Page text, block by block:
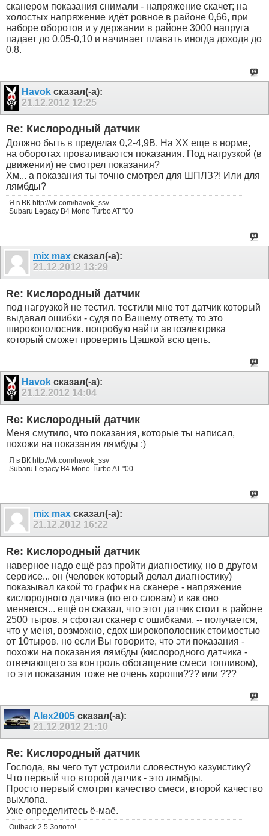
сканером показания снимали - напряжение скачет; на
холостых напряжение идёт ровное в районе 0,66, при
наборе оборотов и у держании в районе 3000 напруга
падает до 0,05-0,10 и начинает плавать иногда доходя до
0,8.
Havokсказал(-а):
21.12.2012 12:25
Re: Кислородный датчик
Должно быть в пределах 0,2-4,9В. На ХХ еще в норме,
на оборотах проваливаются показания. Под нагрузкой (в
движении) не смотрел показания?
Хм... а показания ты точно смотрел для ШПЛЗ?! Или для
лямбды?
Я в ВК http://vk.com/havok_ssv
Subaru Legacy B4 Mono Turbo AT "00
mix max сказал(-а):
21.12.2012 13:29
Re: Кислородный датчик
под нагрузкой не тестил. тестили мне тот датчик который
выдавал ошибки - судя по Вашему ответу, то это
широкополосник. попробую найти автоэлектрика
который сможет проверить Цэшкой всю цепь.
Havokсказал(-а):
21.12.2012 14:04
Re: Кислородный датчик
Меня смутило, что показания, которые ты написал,
похожи на показания лямбды :)
Я в ВК http://vk.com/havok_ssv
Subaru Legacy B4 Mono Turbo AT "00
mix max сказал(-а):
21.12.2012 16:22
Re: Кислородный датчик
наверное надо ещё раз пройти диагностику, но в другом
сервисе... он (человек который делал диагностику)
показывал какой то график на сканере - напряжение
кислородного датчика (по его словам) и как оно
меняется... ещё он сказал, что этот датчик стоит в районе
2500 тыров. я сфотал сканер с ошибками, -- получается,
что у меня, возможно, сдох широкополосник стоимостью
от 10тыров. но если Вы говорите, что эти показания -
похожи на показания лямбды (кислородного датчика -
отвечающего за контроль обогащение смеси топливом),
то эти показания тоже не очень хороши??? или ???
Alex2005 сказал(-а):
21.12.2012 21:10
Re: Кислородный датчик
Господа, вы чего тут устроили словестную казуистику?
Что первый что второй датчик - это лямбды.
Просто первый смотрит качество смеси, второй качество
выхлопа.
Уже определитесь ё-маё.
Outback 2.5 Золото!